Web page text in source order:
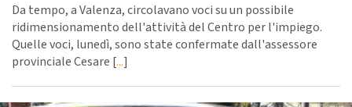
Da tempo, a Valenza, circolavano voci su un possibile
ridimensionamento dell'attività del Centro per l'impiego.
Quelle voci, lunedì, sono state confermate dall'assessore
provinciale Cesare [...]